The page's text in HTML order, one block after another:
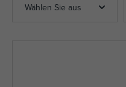
Wählen Sie aus